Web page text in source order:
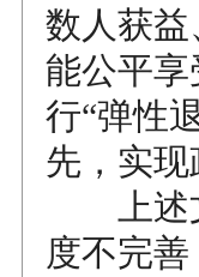
数人获
能公平
行“弹性
先，实现
上述文
度不完